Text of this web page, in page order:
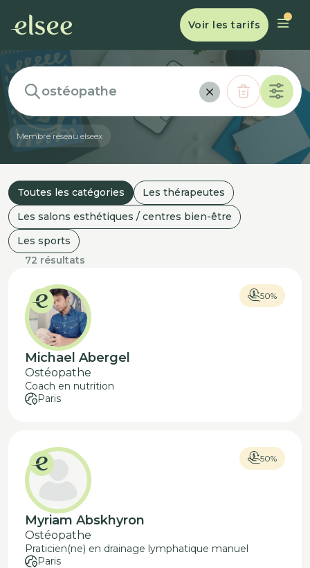
Voir les tarifs
Membre réseau elseex
Toutes les catégories
Les thérapeutes
Les salons esthétiques / centres bien-être
Les sports
72 résultats
50%
Michael Abergel
Ostéopathe
Coach en nutrition
Paris
50%
Myriam Abskhyron
Ostéopathe
Praticien(ne) en drainage lymphatique manuel
Paris